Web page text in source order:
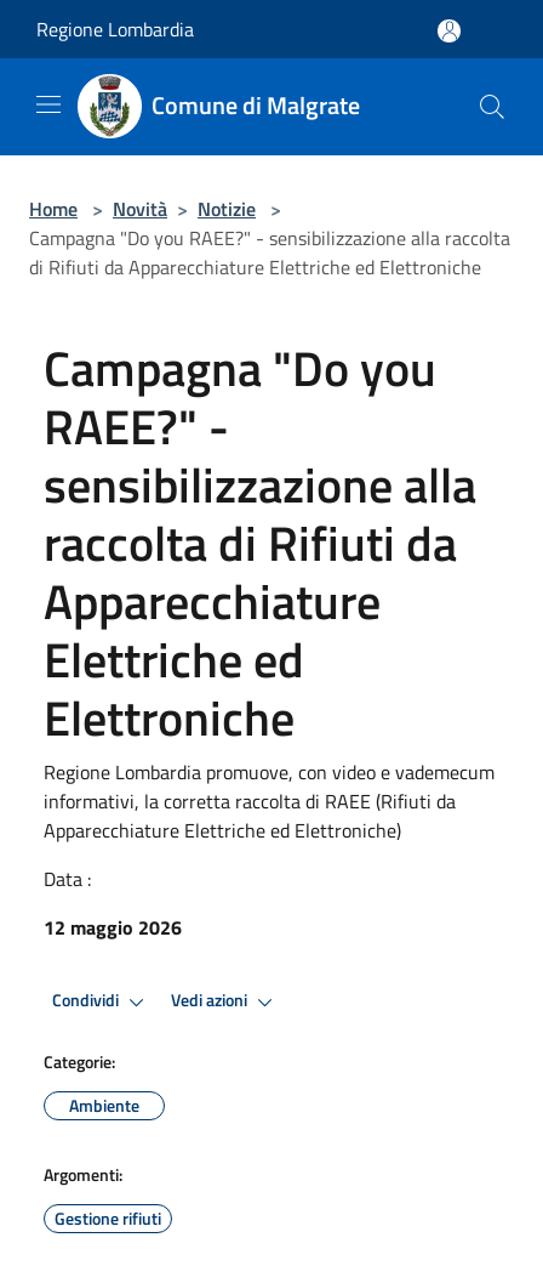
Regione Lombardia
Comune di Malgrate
Home > Novità > Notizie >
Campagna "Do you RAEE?" - sensibilizzazione alla raccolta
di Rifiuti da Apparecchiature Elettriche ed Elettroniche
Campagna "Do you
RAEE?" -
sensibilizzazione alla
raccolta di Rifiuti da
Apparecchiature
Elettriche ed
Elettroniche
Regione Lombardia promuove, con video e vademecum
informativi, la corretta raccolta di RAEE (Rifiuti da
Apparecchiature Elettriche ed Elettroniche)
Data :
12 maggio 2026
Condividi Vedi azioni
Categorie:
Ambiente
Argomenti:
Gestione rifiuti